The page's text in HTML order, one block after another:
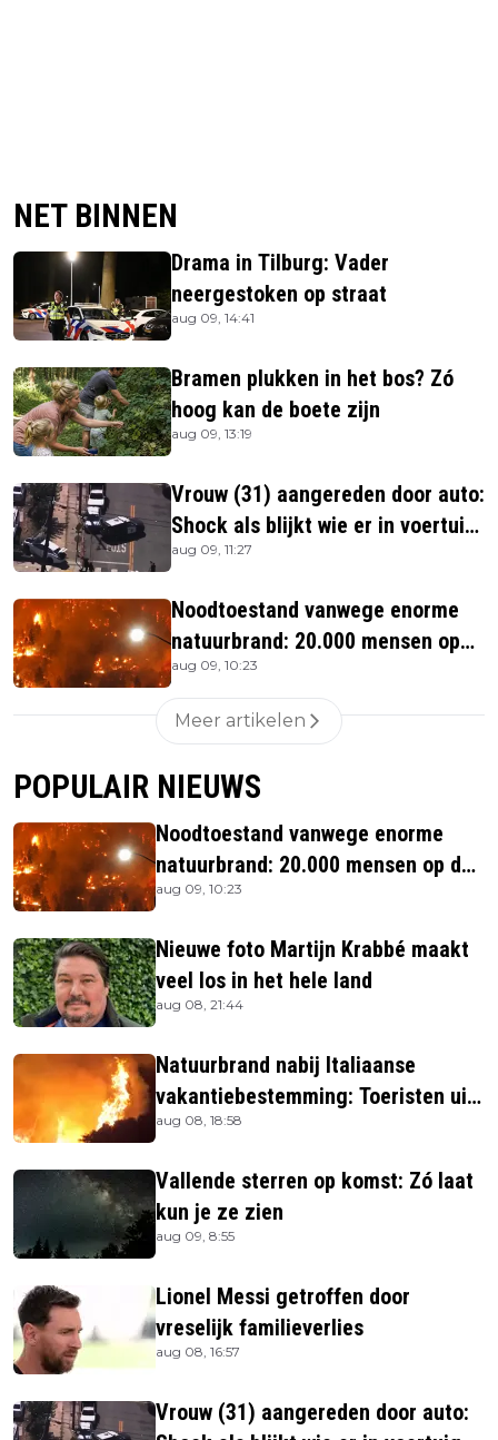
NET BINNEN
Drama in Tilburg: Vader
neergestoken op straat
aug 09, 14:41
Bramen plukken in het bos? Zó
hoog kan de boete zijn
aug 09, 13:19
Vrouw (31) aangereden door auto:
Shock als blijkt wie er in voertuig
zitten
aug 09, 11:27
Noodtoestand vanwege enorme
natuurbrand: 20.000 mensen op
de vlucht
aug 09, 10:23
Meer artikelen
POPULAIR NIEUWS
Noodtoestand vanwege enorme
natuurbrand: 20.000 mensen op de
vlucht
aug 09, 10:23
Nieuwe foto Martijn Krabbé maakt
veel los in het hele land
aug 08, 21:44
Natuurbrand nabij Italiaanse
vakantiebestemming: Toeristen uit
verblijven gehaald
aug 08, 18:58
Vallende sterren op komst: Zó laat
kun je ze zien
aug 09, 8:55
Lionel Messi getroffen door
vreselijk familieverlies
aug 08, 16:57
Vrouw (31) aangereden door auto: